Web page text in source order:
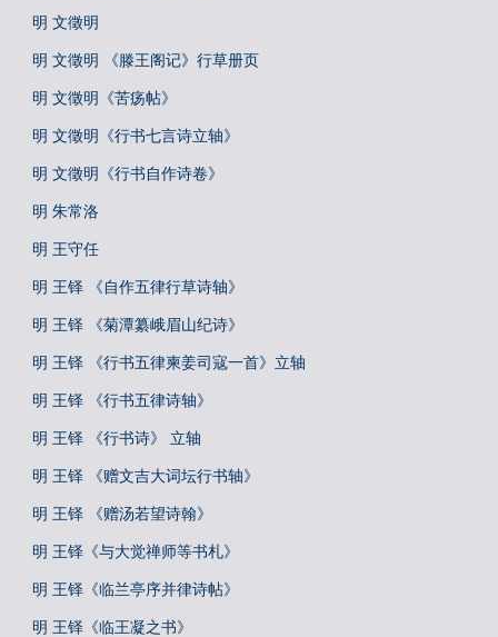
明 文徵明
明 文徵明 《滕王阁记》行草册页
明 文徵明《苦疡帖》
明 文徵明《行书七言诗立轴》
明 文徵明《行书自作诗卷》
明 朱常洛
明 王守任
明 王铎 《自作五律行草诗轴》
明 王铎 《菊潭纂峨眉山纪诗》
明 王铎 《行书五律柬姜司寇一首》立轴
明 王铎 《行书五律诗轴》
明 王铎 《行书诗》 立轴
明 王铎 《赠文吉大词坛行书轴》
明 王铎 《赠汤若望诗翰》
明 王铎《与大觉禅师等书札》
明 王铎《临兰亭序并律诗帖》
明 王铎《临王凝之书》